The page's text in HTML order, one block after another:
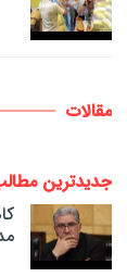
مقالات
جدیدترین